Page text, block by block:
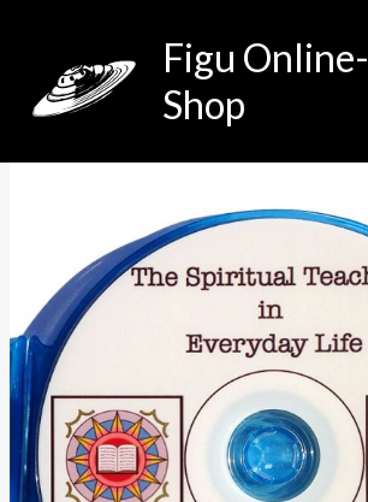
springen
Figu Online-
Shop
Teaching
Everyday
Life
Billy
Meier